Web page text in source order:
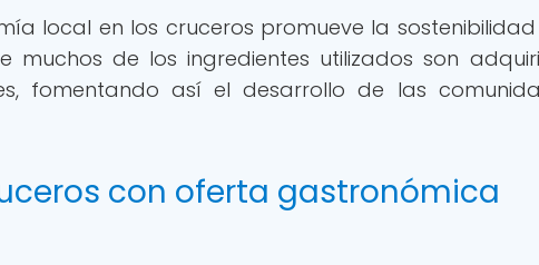
local en los cruceros promueve la
de los ingredientes utilizados son
fomentando así el desarrollo de las
con oferta gastronómica